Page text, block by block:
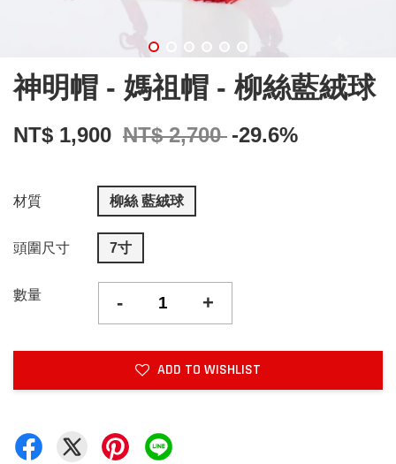
神明帽 - 媽祖帽 - 柳絲藍絨球
NT$ 1,900 NT$ 2,700 -29.6%
材質 柳絲 藍絨球
頭圍尺寸 7寸
數量 - +
ADD TO WISHLIST